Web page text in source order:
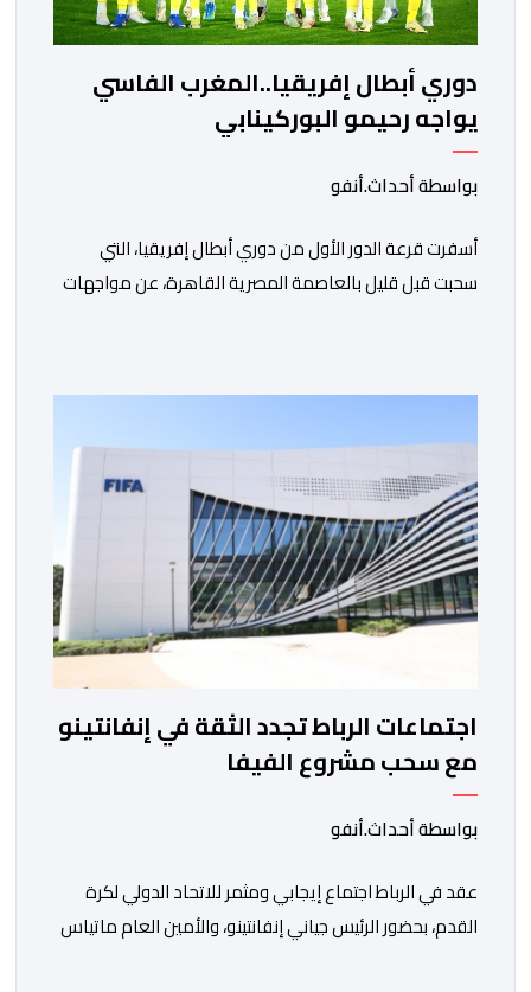
دوري أبطال إفريقيا..المغرب الفاسي
يواجه رحيمو البوركينابي
بواسطة أحداث.أنفو
أسفرت قرعة الدور الأول من دوري أبطال إفريقيا، التي
سحبت قبل قليل بالعاصمة المصرية القاهرة، عن مواجهات
نهضة بركان على موعد في هذا الدور مع الفائز من المباراة
الغامبي، حيث يطمح الفريق […]
اجتماعات الرباط تجدد الثقة في إنفانتينو
مع سحب مشروع الفيفا
بواسطة أحداث.أنفو
عقد في الرباط اجتماع إيجابي ومثمر للاتحاد الدولي لكرة
القدم، بحضور الرئيس جياني إنفانتينو، والأمين العام ماتياس